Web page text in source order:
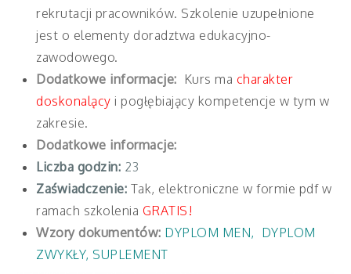
rekrutacji pracowników. Szkolenie uzupełnione
jest o elementy doradztwa edukacyjno-
zawodowego.
Dodatkowe informacje: Kurs ma charakter
doskonalący i pogłębiający kompetencje w tym w
zakresie.
Dodatkowe informacje:
Liczba godzin: 23
Zaświadczenie: Tak, elektroniczne w formie pdf w
ramach szkolenia GRATIS!
Wzory dokumentów: DYPLOM MEN, DYPLOM
ZWYKŁY, SUPLEMENT